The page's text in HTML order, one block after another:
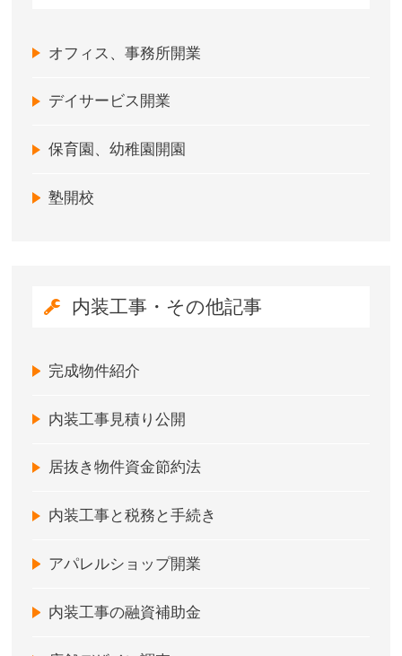
オフィス、事務所開業
デイサービス開業
保育園、幼稚園開園
塾開校
内装工事・その他記事
完成物件紹介
内装工事見積り公開
居抜き物件資金節約法
内装工事と税務と手続き
アパレルショップ開業
内装工事の融資補助金